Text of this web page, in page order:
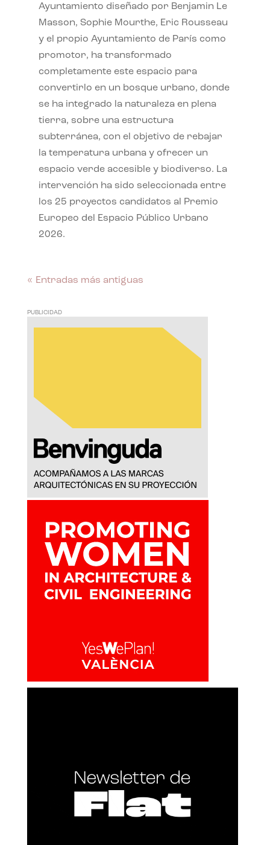
Ayuntamiento diseñado por Benjamin Le
Masson, Sophie Mourthe, Eric Rousseau
y el propio Ayuntamiento de París como
promotor, ha transformado
completamente este espacio para
convertirlo en un bosque urbano, donde
se ha integrado la naturaleza en plena
tierra, sobre una estructura
subterránea, con el objetivo de rebajar
la temperatura urbana y ofrecer un
espacio verde accesible y biodiverso. La
intervención ha sido seleccionada entre
los 25 proyectos candidatos al Premio
Europeo del Espacio Público Urbano
2026.
« Entradas más antiguas
PUBLICIDAD